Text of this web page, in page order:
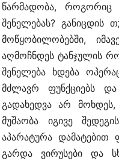
წარმადობა,
შენელებას? განიცდის
მოწყობილობებში,
აღმოჩნდეს ტანჯულის
შენელება ხდება
მძლავრ ფუნქციებს
გადახედვა არ
მუშაობა იგივე
აპარატურა დამატებით
გარდა ვირუსები და